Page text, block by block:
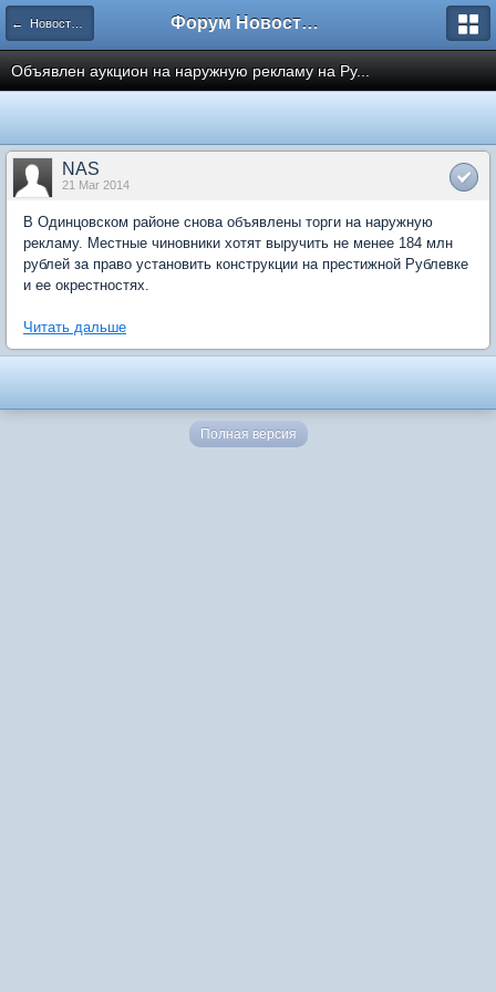
← Новости рынка недвижимости Форум Новостройки
Объявлен аукцион на наружную рекламу на Ру...
NAS
21 Mar 2014
В Одинцовском районе снова объявлены торги на наружную
рекламу. Местные чиновники хотят выручить не менее 184 млн
рублей за право установить конструкции на престижной Рублевке
и ее окрестностях.
Читать дальше
Полная версия